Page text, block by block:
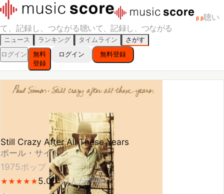
β β聴い
て、記録し、つながる聴いて、記録し、つながる
ニュース ランキング タイムライン
さがす
ログイン
無料
登録
ログイン 無料登録
Still Crazy After All These Years
ポール・サイモン
1975ポップ
★
★★
★★
★★
★★
★5.00（1人が評価）
Amazonで探す